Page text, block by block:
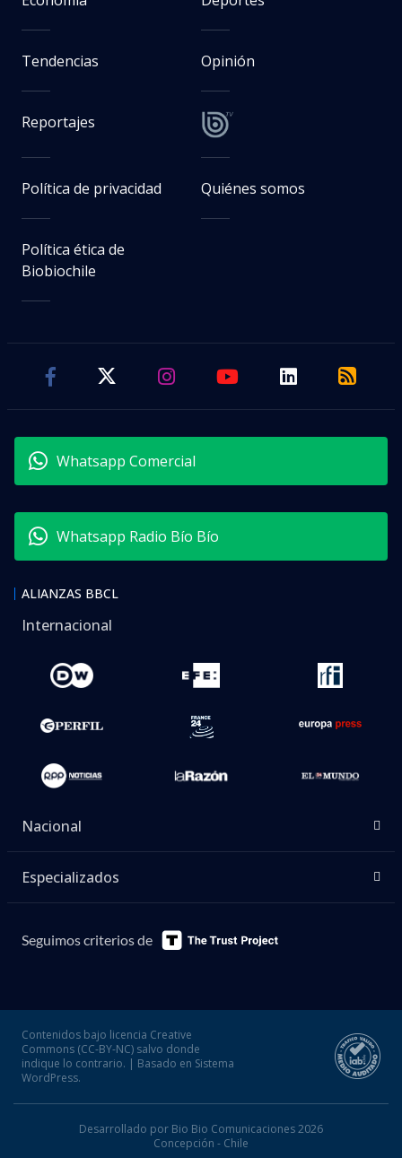
Tendencias Opinión
Reportajes
Política de privacidad Quiénes somos
Política ética de
Biobiochile
Whatsapp Comercial
Whatsapp Radio Bío Bío
ALIANZAS BBCL
Internacional
Nacional
Especializados
Seguimos criterios de
Contenidos bajo licencia Creative
Commons (CC-BY-NC) salvo donde
indique lo contrario. | Basado en Sistema
WordPress.
Desarrollado por Bio Bio Comunicaciones 2026
Concepción - Chile